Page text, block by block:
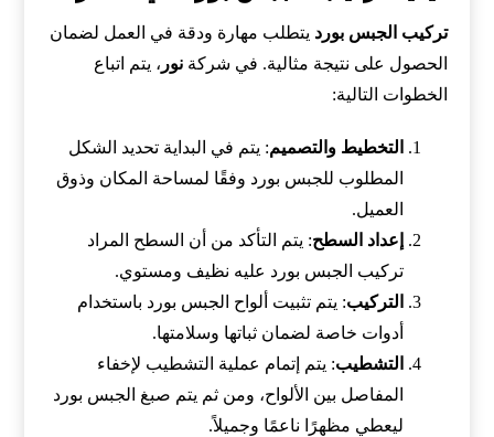
تركيب الجبس بورد يتطلب مهارة ودقة في العمل لضمان
الحصول على نتيجة مثالية. في شركةنور ، يتم اتباع
الخطوات التالية:
التخطيط والتصميم: يتم في البداية تحديد الشكل
المطلوب للجبس بورد وفقًا لمساحة المكان وذوق
العميل.
إعداد السطح: يتم التأكد من أن السطح المراد
تركيب الجبس بورد عليه نظيف ومستوي.
التركيب: يتم تثبيت ألواح الجبس بورد باستخدام
أدوات خاصة لضمان ثباتها وسلامتها.
التشطيب: يتم إتمام عملية التشطيب لإخفاء
المفاصل بين الألواح، ومن ثم يتم صبغ الجبس بورد
ليعطي مظهرًا ناعمًا وجميلاً.